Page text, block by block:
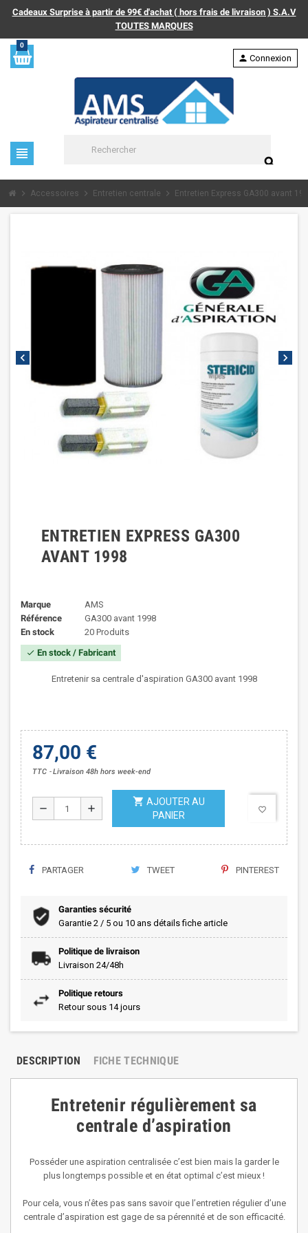
Cadeaux Surprise à partir de 99€ d'achat ( hors frais de livraison ) S.A.V
TOUTES MARQUES
0
view_headline
search
person Connexion
chevron_right Accessoires chevron_right Entretien centrale chevron_right Entretien Express GA300 avant
chevron_left chevron_right
ENTRETIEN EXPRESS GA300
AVANT 1998
Marque
AMS
Référence
GA300 avant 1998
En stock
20 Produits
check En stock / Fabricant
Entretenir sa centrale d'aspiration GA300 avant 1998
87,00 €
TTC Livraison 48h hors week-end
remove add
shopping_cart AJOUTER AU
PANIER
favorite_border
PARTAGER TWEET PINTEREST
Garanties sécurité
Garantie 2 / 5 ou 10 ans détails fiche article
Politique de livraison
Livraison 24/48h
Politique retours
Retour sous 14 jours
DESCRIPTION FICHE TECHNIQUE
Entretenir régulièrement sa
centrale d’aspiration
Posséder une aspiration centralisée c’est bien mais la garder le
plus longtemps possible et en état optimal c’est mieux !
Pour cela, vous n’êtes pas sans savoir que l’entretien régulier d’une
centrale d’aspiration est gage de sa pérennité et de son efficacité.